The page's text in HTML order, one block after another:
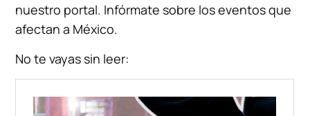
nuestro portal. Infórmate sobre los eventos que
afectan a México.
No te vayas sin leer: